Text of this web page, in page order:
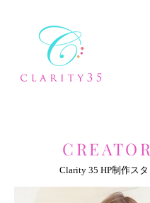
Clarity 35 HP制作ス